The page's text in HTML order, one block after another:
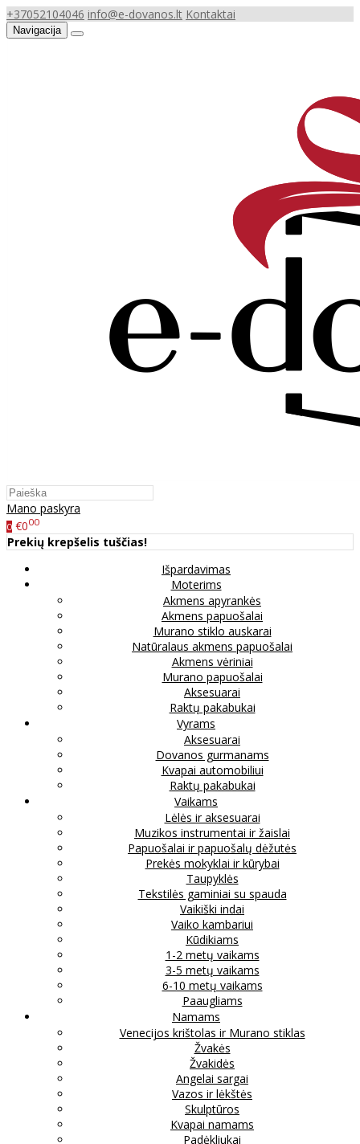
+37052104046 info@e-dovanos.lt Kontaktai
Navigacija
Mano paskyra
0 €000
Prekių krepšelis tuščias!
Išpardavimas
Moterims
Akmens apyrankės
Akmens papuošalai
Murano stiklo auskarai
Natūralaus akmens papuošalai
Akmens vėriniai
Murano papuošalai
Aksesuarai
Raktų pakabukai
Vyrams
Aksesuarai
Dovanos gurmanams
Kvapai automobiliui
Raktų pakabukai
Vaikams
Lėlės ir aksesuarai
Muzikos instrumentai ir žaislai
Papuošalai ir papuošalų dėžutės
Prekės mokyklai ir kūrybai
Taupyklės
Tekstilės gaminiai su spauda
Vaikiški indai
Vaiko kambariui
Kūdikiams
1-2 metų vaikams
3-5 metų vaikams
6-10 metų vaikams
Paaugliams
Namams
Venecijos krištolas ir Murano stiklas
Žvakės
Žvakidės
Angelai sargai
Vazos ir lėkštės
Skulptūros
Kvapai namams
Padėkliukai